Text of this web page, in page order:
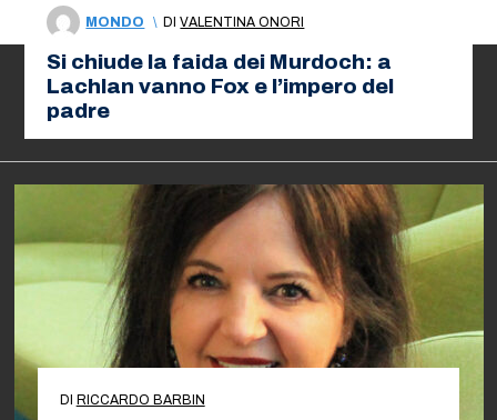
MONDO \ DIVALENTINA ONORI
Si chiude la faida dei Murdoch: a
Lachlan vanno Fox e l’impero del
padre
DI RICCARDO BARBIN